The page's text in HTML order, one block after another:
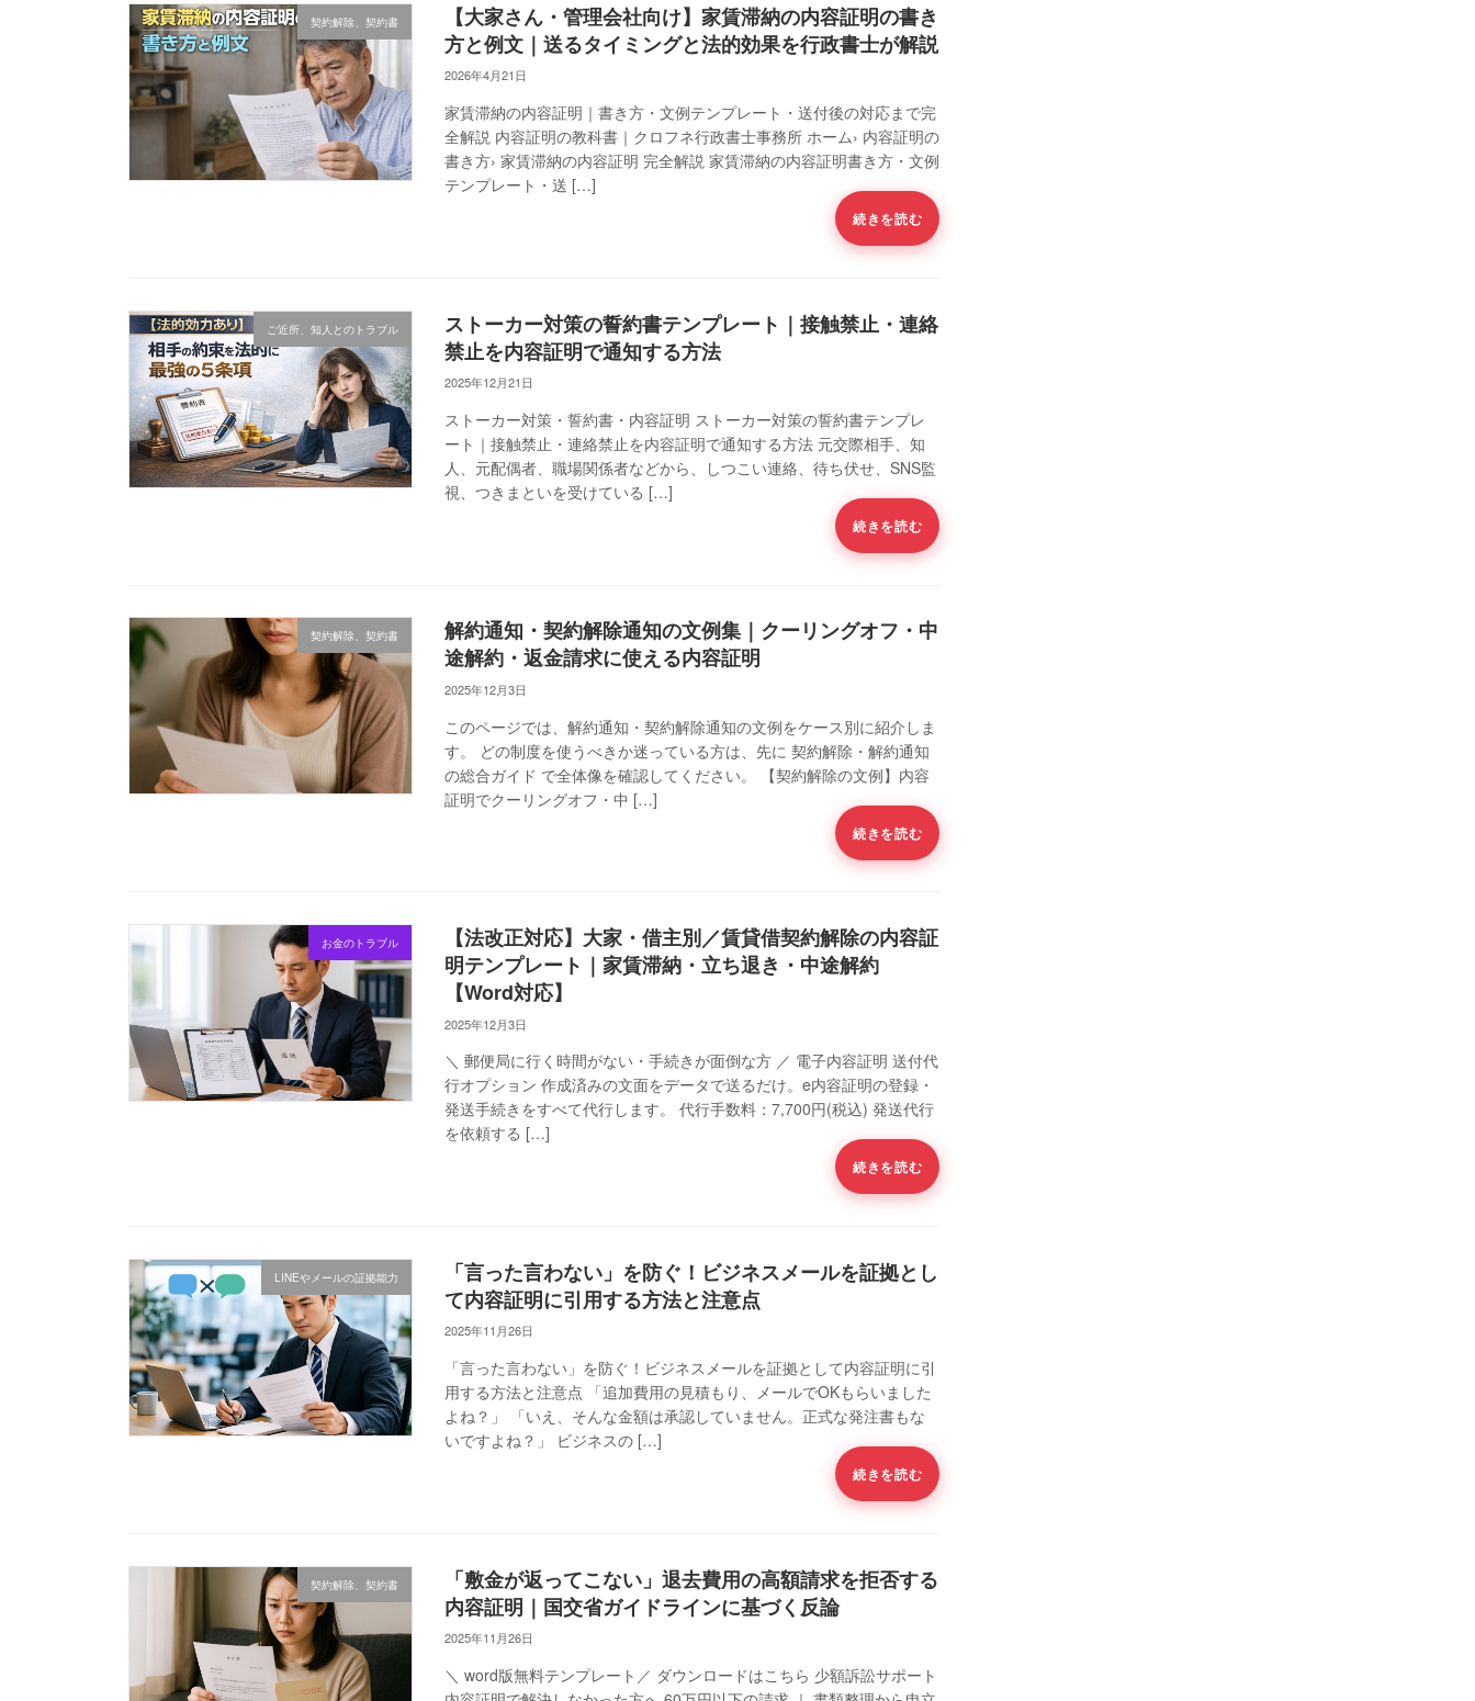
契約解除、契約書
【大家さん・管理会社向け】家賃滞納の内容証明の書き
方と例文｜送るタイミングと法的効果を行政書士が解説
2026年4月21日
家賃滞納の内容証明｜書き方・文例テンプレート・送付後の対応まで完
全解説 内容証明の教科書｜クロフネ行政書士事務所 ホーム› 内容証明の
書き方› 家賃滞納の内容証明 完全解説 家賃滞納の内容証明書き方・文例
テンプレート・送 […]
続きを読む
ご近所、知人とのトラブル
ストーカー対策の誓約書テンプレート｜接触禁止・連絡
禁止を内容証明で通知する方法
2025年12月21日
ストーカー対策・誓約書・内容証明 ストーカー対策の誓約書テンプレ
ート｜接触禁止・連絡禁止を内容証明で通知する方法 元交際相手、知
人、元配偶者、職場関係者などから、しつこい連絡、待ち伏せ、SNS監
視、つきまといを受けている […]
続きを読む
契約解除、契約書
解約通知・契約解除通知の文例集｜クーリングオフ・中
途解約・返金請求に使える内容証明
2025年12月3日
このページでは、解約通知・契約解除通知の文例をケース別に紹介しま
す。 どの制度を使うべきか迷っている方は、先に 契約解除・解約通知
の総合ガイド で全体像を確認してください。 【契約解除の文例】内容
証明でクーリングオフ・中 […]
続きを読む
お金のトラブル
【法改正対応】大家・借主別／賃貸借契約解除の内容証
明テンプレート｜家賃滞納・立ち退き・中途解約
【Word対応】
2025年12月3日
＼ 郵便局に行く時間がない・手続きが面倒な方 ／ 電子内容証明 送付代
行オプション 作成済みの文面をデータで送るだけ。e内容証明の登録・
発送手続きをすべて代行します。 代行手数料：7,700円(税込) 発送代行
を依頼する […]
続きを読む
LINEやメールの証拠能力
「言った言わない」を防ぐ！ビジネスメールを証拠とし
て内容証明に引用する方法と注意点
2025年11月26日
「言った言わない」を防ぐ！ビジネスメールを証拠として内容証明に引
用する方法と注意点 「追加費用の見積もり、メールでOKもらいました
よね？」 「いえ、そんな金額は承認していません。正式な発注書もな
いですよね？」 ビジネスの […]
続きを読む
契約解除、契約書
「敷金が返ってこない」退去費用の高額請求を拒否する
内容証明｜国交省ガイドラインに基づく反論
2025年11月26日
＼ word版無料テンプレート／ ダウンロードはこちら 少額訴訟サポート